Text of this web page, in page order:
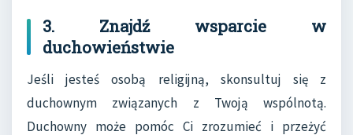
3. Znajdź wsparcie w
duchowieństwie
Jeśli jesteś osobą religijną, skonsultuj się z
duchownym związanych z Twoją wspólnotą.
Duchowny może pomóc Ci zrozumieć i przeżyć